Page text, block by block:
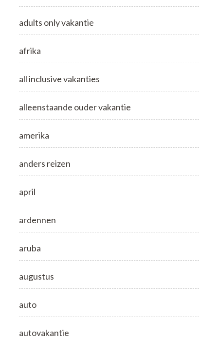
adults only vakantie
afrika
all inclusive vakanties
alleenstaande ouder vakantie
amerika
anders reizen
april
ardennen
aruba
augustus
auto
autovakantie